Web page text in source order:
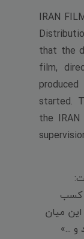
IRAN
that the
film,
started.
the
کسب
میان
و ...»